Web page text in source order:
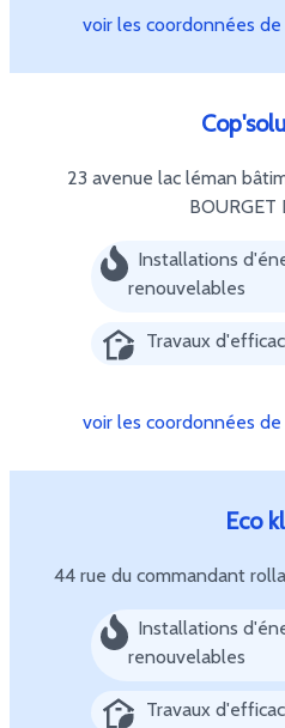
voir les coordonnées de
23 avenue lac léman
BOURGET
Installations
renouvelables
Travaux
voir les coordonnées de
Eco
44 rue du commandant
Installations
renouvelables
Travaux